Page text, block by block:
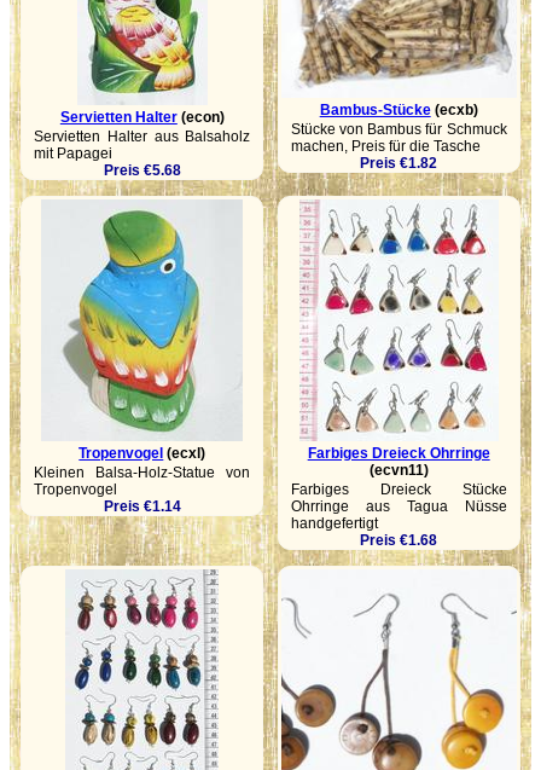
Servietten Halter(econ)
Servietten Halter aus Balsaholz
mit Papagei
Preis €5.68
Bambus-Stücke(ecxb)
Stücke von Bambus für Schmuck
machen, Preis für die Tasche
Preis €1.82
Tropenvogel (ecxl)
Kleinen Balsa-Holz-Statue von
Tropenvogel
Preis €1.14
Farbiges Dreieck Ohrringe
(ecvn11)
Farbiges Dreieck Stücke
Ohrringe aus Tagua Nüsse
handgefertigt
Preis €1.68